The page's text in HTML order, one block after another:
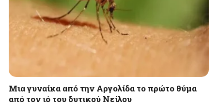
Μια γυναίκα από την Αργολίδα το πρώτο θύμα
από τον ιό του δυτικού Νείλου